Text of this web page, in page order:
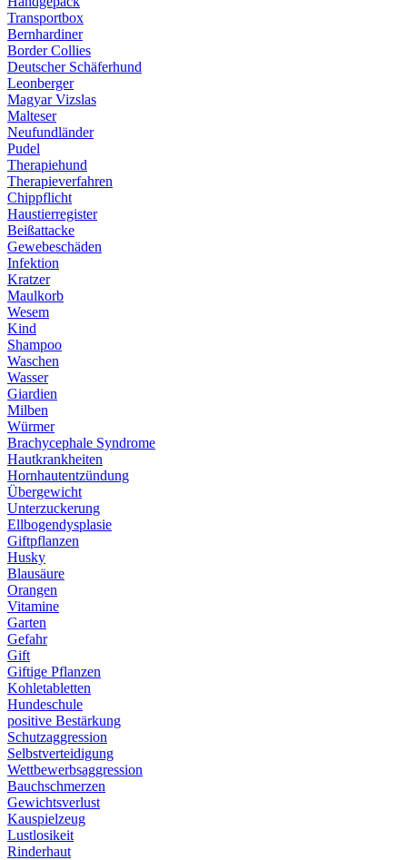
Transportbox
Bernhardiner
Border Collies
Deutscher Schäferhund
Leonberger
Magyar Vizslas
Malteser
Neufundländer
Pudel
Therapiehund
Therapieverfahren
Chippflicht
Haustierregister
Beißattacke
Gewebeschäden
Infektion
Kratzer
Maulkorb
Wesem
Kind
Shampoo
Waschen
Wasser
Giardien
Milben
Würmer
Brachycephale Syndrome
Hautkrankheiten
Hornhautentzündung
Übergewicht
Unterzuckerung
Ellbogendysplasie
Giftpflanzen
Husky
Blausäure
Orangen
Vitamine
Garten
Gefahr
Gift
Giftige Pflanzen
Kohletabletten
Hundeschule
positive Bestärkung
Schutzaggression
Selbstverteidigung
Wettbewerbsaggression
Bauchschmerzen
Gewichtsverlust
Kauspielzeug
Lustlosikeit
Rinderhaut